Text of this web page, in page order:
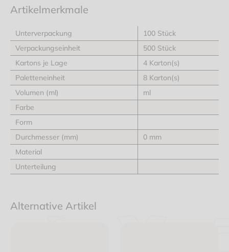
Artikelmerkmale
Unterverpackung
100 Stück
Verpackungseinheit
500 Stück
Kartons je Lage
4 Karton(s)
Paletteneinheit
8 Karton(s)
Volumen (ml)
ml
Farbe
Form
Durchmesser (mm)
0 mm
Material
Unterteilung
Alternative Artikel